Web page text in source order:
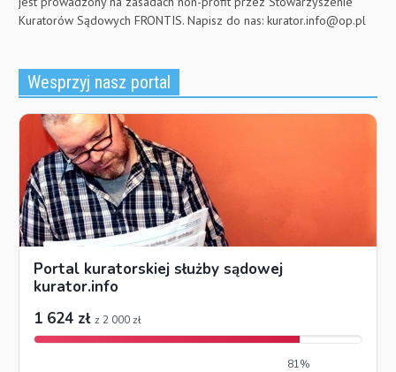
Kuratorów Sądowych FRONTIS. Napisz do nas: kurator.info@op.pl
Wesprzyj nasz portal